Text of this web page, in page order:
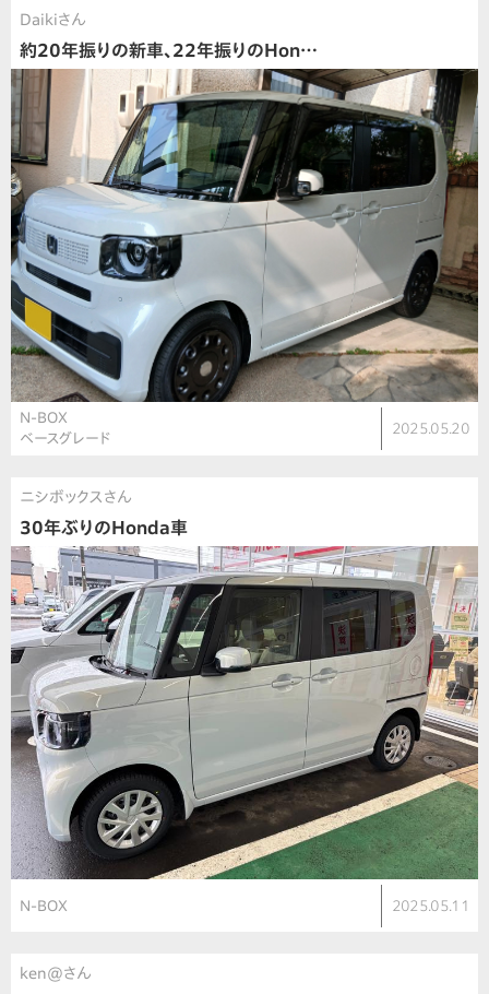
Daikiさん
約20年振りの新車、22年振りのHon…
N-BOX
ベースグレード
2025.05.20
ニシボックスさん
30年ぶりのHonda車
N-BOX 2025.05.11
ken@さん